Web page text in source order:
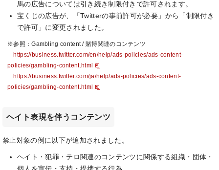
馬の広告については引き続き制限付きで許可されます。
宝くじの広告が、「Twitterの事前許可が必要」から「制限付き
で許可」に変更されました。
※参照：Gambling content / 賭博関連のコンテンツ
https://business.twitter.com/en/help/ads-policies/ads-content-
policies/gambling-content.html
https://business.twitter.com/ja/help/ads-policies/ads-content-
policies/gambling-content.html
ヘイト表現を伴うコンテンツ
禁止対象の例に以下が追加されました。
ヘイト・犯罪・テロ関連のコンテンツに関係する組織・団体・